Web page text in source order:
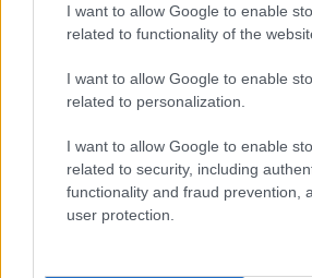
I want to allow Google to enable
related to functionality of the
I want to allow Google to enable
related to personalization.
I want to allow Google to enable
related to security, including
functionality and fraud prevention,
user protection.
„A szenvedéshez való
„(...) A szerelmek, akik
viszont cserébe, ha már ilyen
vagyok, mindaz a szerelem,
be sosem.”